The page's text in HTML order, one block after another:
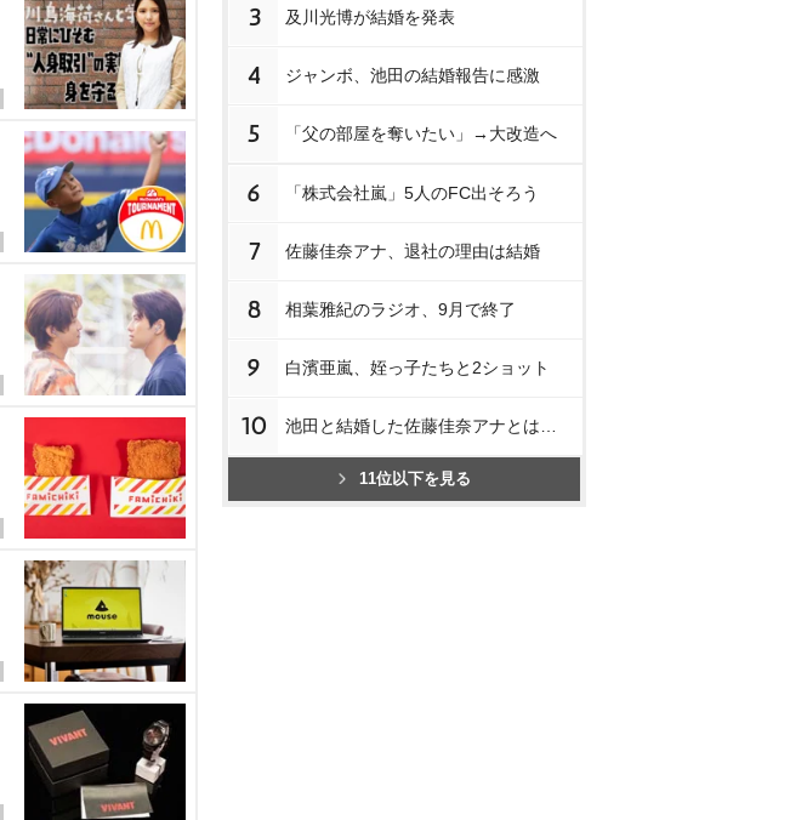
3 及川光博が結婚を発表
4 ジャンボ、池田の結婚報告に感激
5 「父の部屋を奪いたい」→大改造へ
6 「株式会社嵐」5人のFC出そろう
7 佐藤佳奈アナ、退社の理由は結婚
8 相葉雅紀のラジオ、9月で終了
9 白濱亜嵐、姪っ子たちと2ショット
10 池田と結婚した佐藤佳奈アナとは…
11位以下を見る